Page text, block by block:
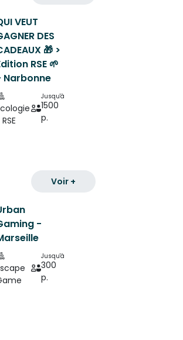
VEUT
DES
🎁 >
RSE 🌱
Narbonne
Jusqu'à
1500
p.
Voir +
-
Jusqu'à
300
p.